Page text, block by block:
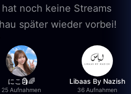
noch keine Streams
später wieder vorbei!
にこ🗿🌈
25 Aufnahmen
Libaas By Nazish
36 Aufnahmen